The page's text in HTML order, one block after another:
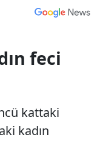
feci
kattaki
kadın